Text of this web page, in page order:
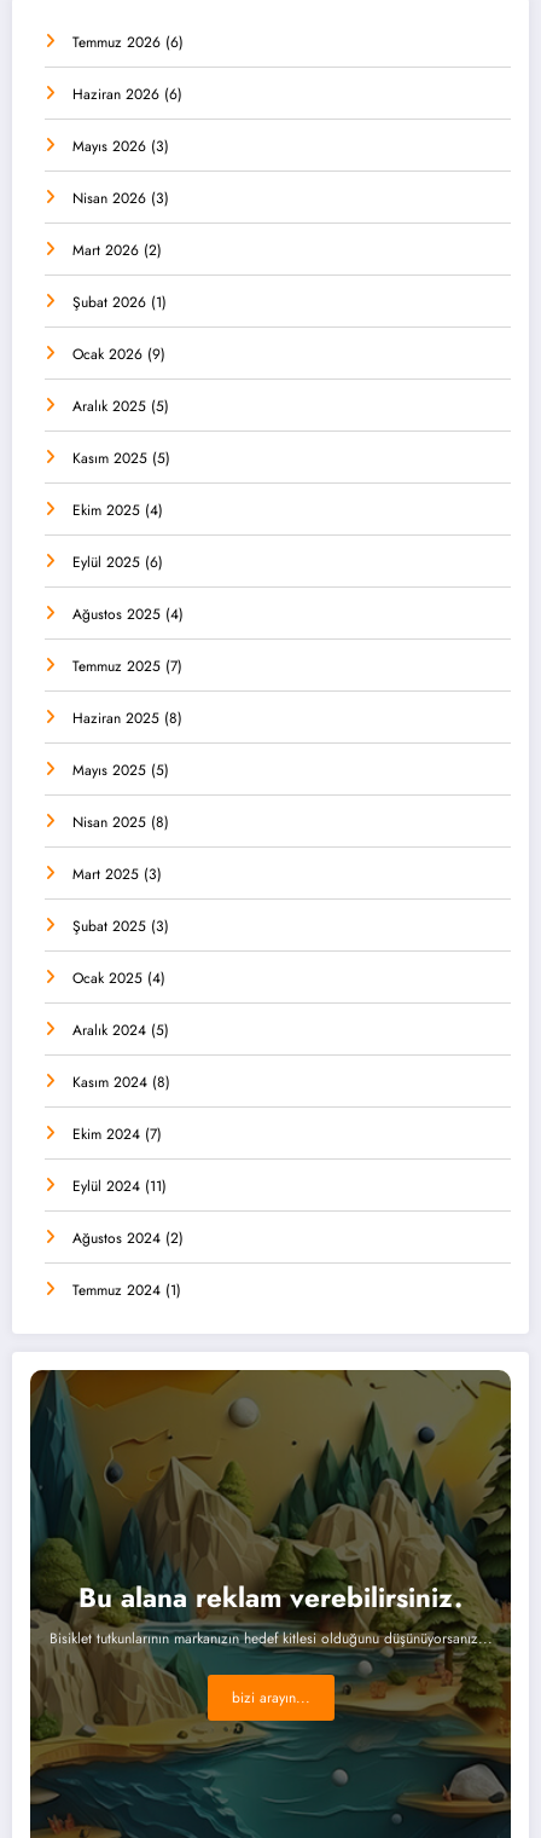
Temmuz 2026 (6)
Haziran 2026 (6)
Mayıs 2026 (3)
Nisan 2026 (3)
Mart 2026 (2)
Şubat 2026 (1)
Ocak 2026 (9)
Aralık 2025 (5)
Kasım 2025 (5)
Ekim 2025 (4)
Eylül 2025 (6)
Ağustos 2025 (4)
Temmuz 2025 (7)
Haziran 2025 (8)
Mayıs 2025 (5)
Nisan 2025 (8)
Mart 2025 (3)
Şubat 2025 (3)
Ocak 2025 (4)
Aralık 2024 (5)
Kasım 2024 (8)
Ekim 2024 (7)
Eylül 2024 (11)
Ağustos 2024 (2)
Temmuz 2024 (1)
Bu alana reklam verebilirsiniz.
Bisiklet tutkunlarının markanızın hedef kitlesi olduğunu düşünüyorsanız...
bizi arayın...